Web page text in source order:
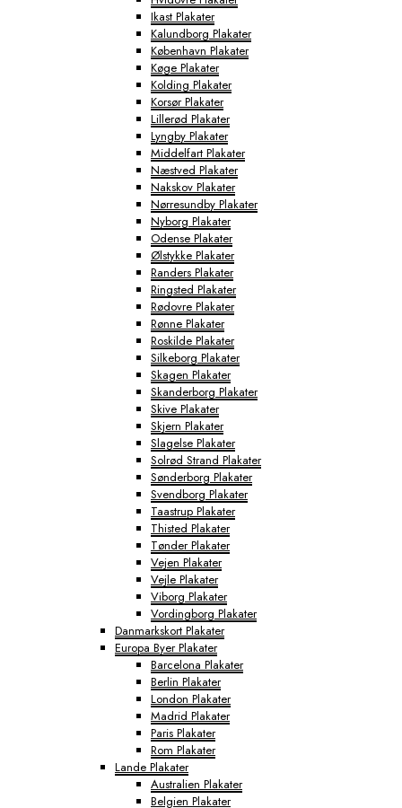
Ikast Plakater
Kalundborg Plakater
København Plakater
Køge Plakater
Kolding Plakater
Korsør Plakater
Lillerød Plakater
Lyngby Plakater
Middelfart Plakater
Næstved Plakater
Nakskov Plakater
Nørresundby Plakater
Nyborg Plakater
Odense Plakater
Ølstykke Plakater
Randers Plakater
Ringsted Plakater
Rødovre Plakater
Rønne Plakater
Roskilde Plakater
Silkeborg Plakater
Skagen Plakater
Skanderborg Plakater
Skive Plakater
Skjern Plakater
Slagelse Plakater
Solrød Strand Plakater
Sønderborg Plakater
Svendborg Plakater
Taastrup Plakater
Thisted Plakater
Tønder Plakater
Vejen Plakater
Vejle Plakater
Viborg Plakater
Vordingborg Plakater
Danmarkskort Plakater
Europa Byer Plakater
Barcelona Plakater
Berlin Plakater
London Plakater
Madrid Plakater
Paris Plakater
Rom Plakater
Lande Plakater
Australien Plakater
Belgien Plakater